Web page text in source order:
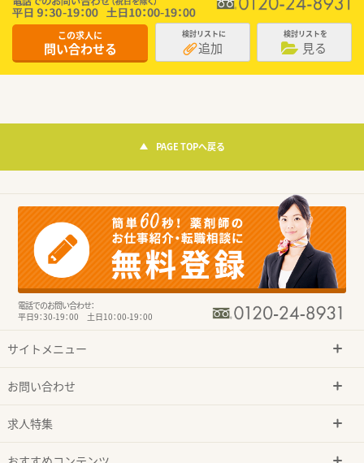
この求人に
問い合わせる
検討リストに
追加
検討リストを
見る
PAGE TOPへ戻る
電話でのお問い合わせ：
平日9：30-19：00 土日10：00-19：00
サイトメニュー
お問い合わせ
求人特集